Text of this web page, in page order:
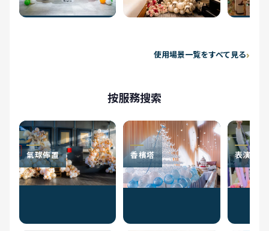
使用場景一覧をすべて見る
按服務搜索
氣球佈置 香檳塔 表演者